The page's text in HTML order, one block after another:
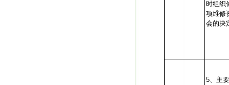
时组织
项维修
会的决
5、主